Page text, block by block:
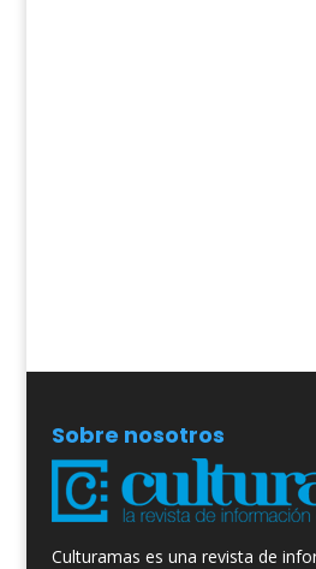
Sobre nosotros
Culturamas es una revista de